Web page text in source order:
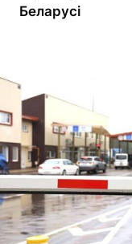
Беларусі